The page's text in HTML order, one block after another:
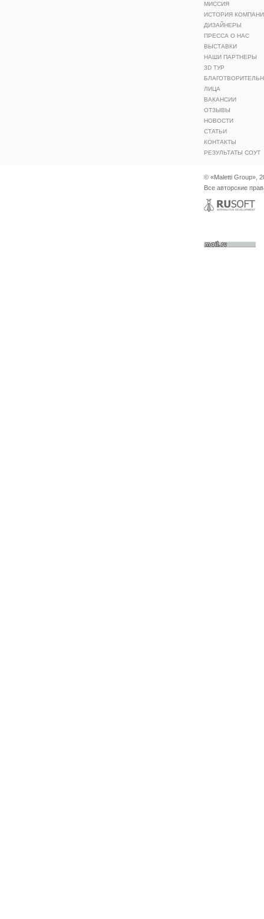
МИССИЯ
ИСТОРИЯ
ДИЗАЙНЕРЫ
ПРЕССА О НАС
ВЫСТАВКИ
НАШИ ПАРТНЕРЫ
3D ТУР
ЛИЦА
ВАКАНСИИ
ОТЗЫВЫ
НОВОСТИ
СТАТЬИ
КОНТАКТЫ
РЕЗУЛЬТАТЫ СОУТ
© «Maletti Group»,
Все авторские